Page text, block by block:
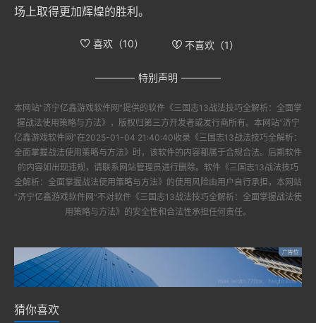
场上取得更加辉煌的胜利。
喜欢（10） 不喜欢（1）
特别声明
本网站“济宁亿鑫游戏软件网”提供的软件 《三国志13战法技巧全解析：全面掌
握战法使用策略与方法》 ，版权归第三方开发者或发行商所有。本网站“济宁
亿鑫游戏软件网”在2025-01-04 21:40:40收录 《三国志13战法技巧全解析：
全面掌握战法使用策略与方法》 时，该软件的内容都属于合规合法。后期软件
的内容如出现违规，请联系网站管理员进行删除。软件 《三国志13战法技巧
全解析：全面掌握战法使用策略与方法》 的使用风险由用户自行承担，本网站
“济宁亿鑫游戏软件网”不对软件 《三国志13战法技巧全解析：全面掌握战法使
用策略与方法》 的安全性和合法性承担任何责任。
猜你喜欢